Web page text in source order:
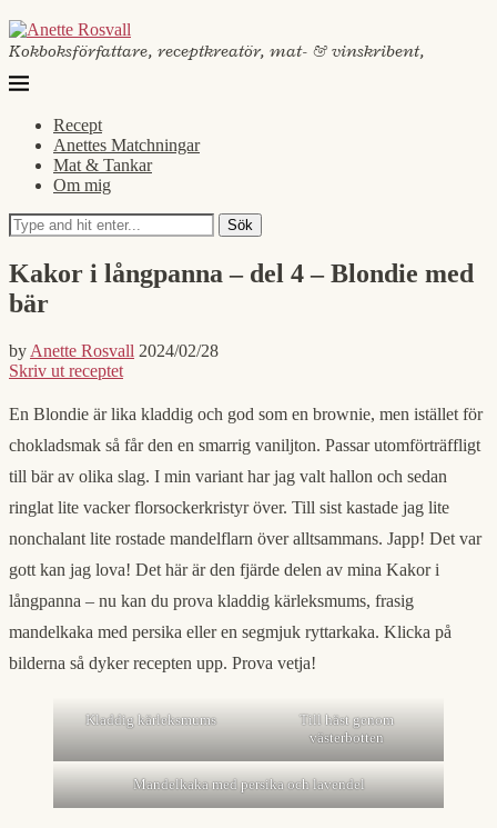
Kokboksförfattare, receptkreatör, mat- & vinskribent,
Recept
Anettes Matchningar
Mat & Tankar
Om mig
Sök
Kakor i långpanna – del 4 – Blondie med
bär
by Anette Rosvall 2024/02/28
Skriv ut receptet
En Blondie är lika kladdig och god som en brownie, men istället för
chokladsmak så får den en smarrig vaniljton. Passar utomförträffligt
till bär av olika slag. I min variant har jag valt hallon och sedan
ringlat lite vacker florsockerkristyr över. Till sist kastade jag lite
nonchalant lite rostade mandelflarn över alltsammans. Japp! Det var
gott kan jag lova! Det här är den fjärde delen av mina Kakor i
långpanna – nu kan du prova kladdig kärleksmums, frasig
mandelkaka med persika eller en segmjuk ryttarkaka. Klicka på
bilderna så dyker recepten upp. Prova vetja!
Kladdig kärleksmums
Till häst genom
västerbotten
Mandelkaka med persika och lavendel